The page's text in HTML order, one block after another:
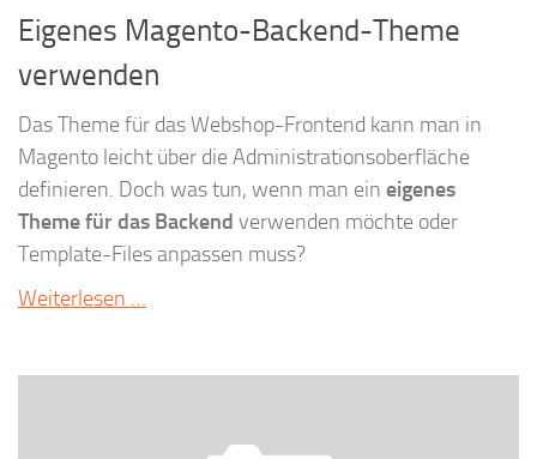
Eigenes Magento-Backend-Theme
verwenden
Das Theme für das Webshop-Frontend kann man in
Magento leicht über die Administrationsoberfläche
definieren. Doch was tun, wenn man ein eigenes
Theme für das Backend verwenden möchte oder
Template-Files anpassen muss?
Weiterlesen …